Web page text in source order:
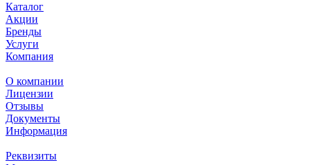
Каталог
Акции
Бренды
Услуги
Компания
О компании
Лицензии
Отзывы
Документы
Информация
Реквизиты